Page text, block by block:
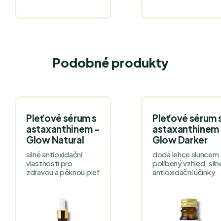
Podobné produkty
Pleťové sérum s
astaxanthinem -
Glow Natural
silné antioxidační
vlastnosti pro
zdravou a pěknou pleť
Pleťové sérum
Glow Darker
dodá lehce sluncem
políbený vzhled,
antioxidační účinky